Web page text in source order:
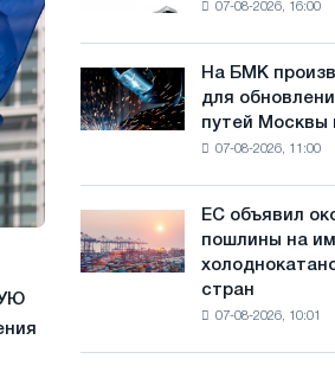
целей
обезуглероживания
грузовиков
07-08-2026, 16:00
На
БМК
произвели
трамвайных
путей
На БМК
для
путей Москвы
07-08-2026, 11:00
объявил
окончательные
ЕС объявил
пошлины на
стран
07-08-2026, 10:01